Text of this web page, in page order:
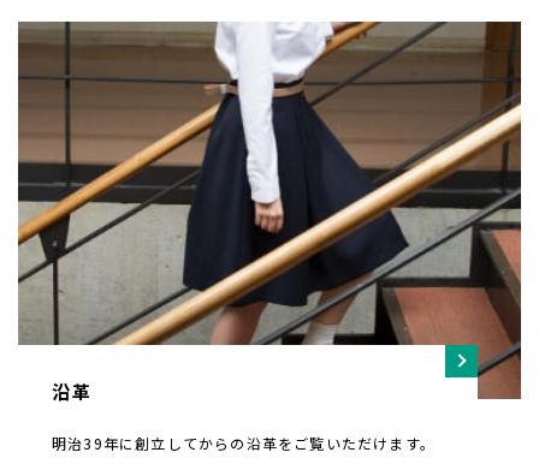
沿革
明治39年に創立してからの沿革をご覧いただけます。